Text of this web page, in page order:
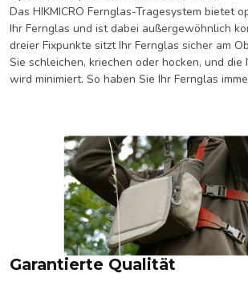
Das HIKMICRO Fernglas-Tragesystem bietet
Ihr Fernglas und ist dabei außergewöhnlich
dreier Fixpunkte sitzt Ihr Fernglas sicher am
Sie schleichen, kriechen oder hocken, und die
wird minimiert. So haben Sie Ihr Fernglas
Garantierte Qualität